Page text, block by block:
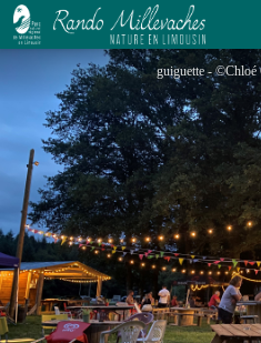
La Guinguette de Masmangeas
guiguette - ©Chloé